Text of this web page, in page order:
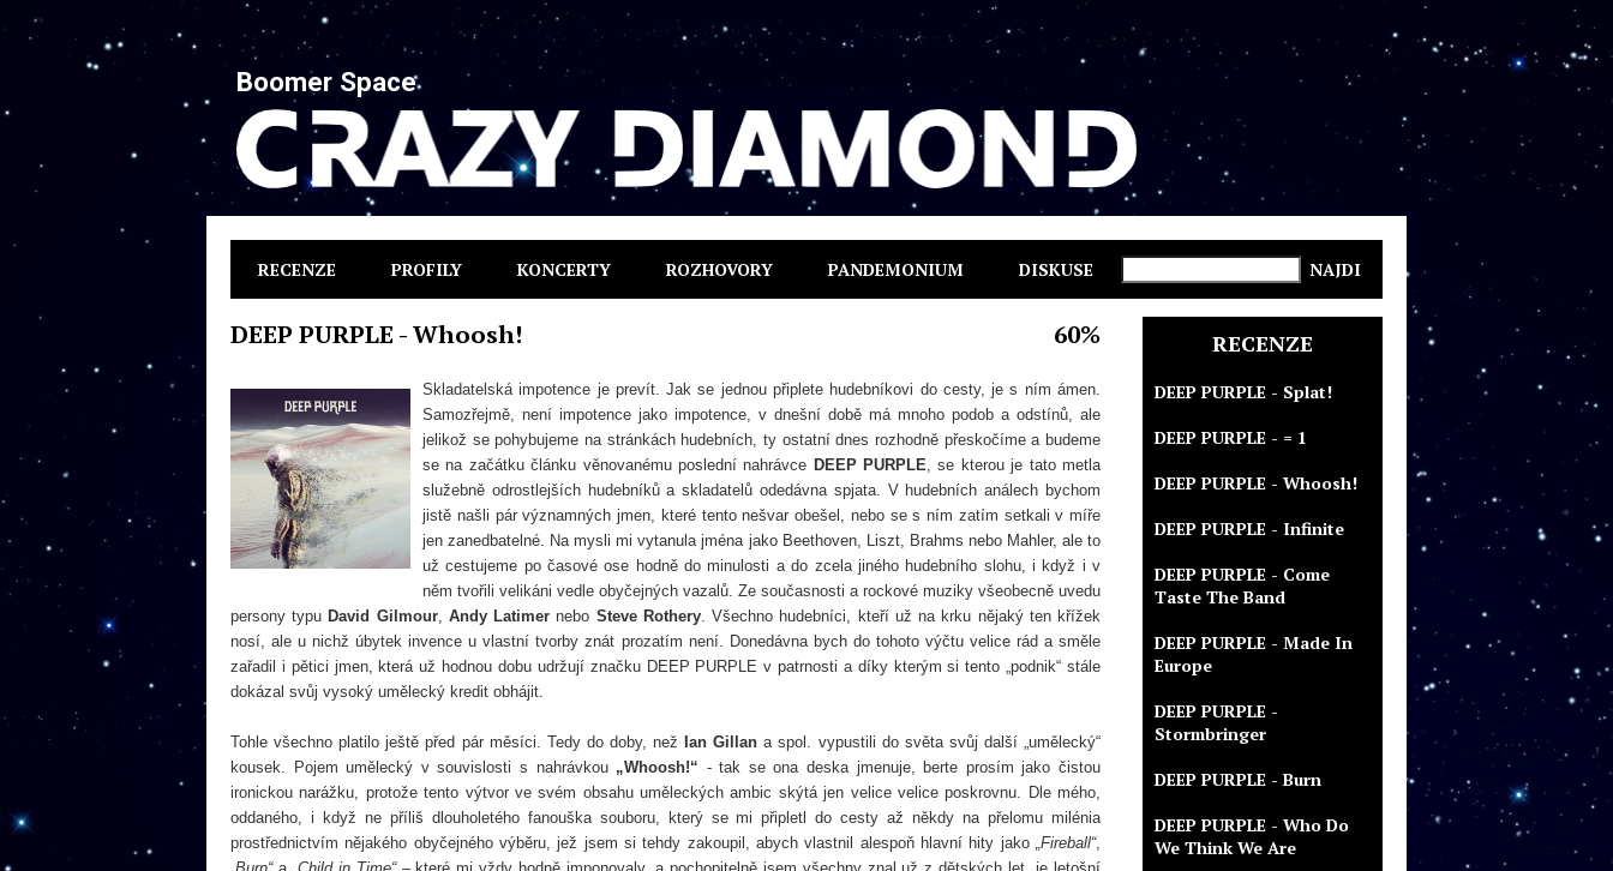
Boomer Space
RECENZE PROFILY KONCERTY ROZHOVORY PANDEMONIUM DISKUSE
DEEP PURPLE - Whoosh! 60%
Skladatelská impotence je prevít. Jak se jednou připlete hudebníkovi do cesty, je s ním ámen.
Samozřejmě, není impotence jako impotence, v dnešní době má mnoho podob a odstínů, ale
jelikož se pohybujeme na stránkách hudebních, ty ostatní dnes rozhodně přeskočíme a budeme
se na začátku článku věnovanému poslední nahrávce DEEP PURPLE, se kterou je tato metla
služebně odrostlejších hudebníků a skladatelů odedávna spjata. V hudebních análech bychom
jistě našli pár významných jmen, které tento nešvar obešel, nebo se s ním zatím setkali v míře
jen zanedbatelné. Na mysli mi vytanula jména jako Beethoven, Liszt, Brahms nebo Mahler, ale to
už cestujeme po časové ose hodně do minulosti a do zcela jiného hudebního slohu, i když i v
něm tvořili velikáni vedle obyčejných vazalů. Ze současnosti a rockové muziky všeobecně uvedu
persony typu David Gilmour, Andy Latimer nebo Steve Rothery. Všechno hudebníci, kteří už na krku nějaký ten křížek
nosí, ale u nichž úbytek invence u vlastní tvorby znát prozatím není. Donedávna bych do tohoto výčtu velice rád a směle
zařadil i pětici jmen, která už hodnou dobu udržují značku DEEP PURPLE v patrnosti a díky kterým si tento „podnik“ stále
dokázal svůj vysoký umělecký kredit obhájit.
Tohle všechno platilo ještě před pár měsíci. Tedy do doby, než Ian Gillan a spol. vypustili do světa svůj další „umělecký“
kousek. Pojem umělecký v souvislosti s nahrávkou „Whoosh!“ - tak se ona deska jmenuje, berte prosím jako čistou
ironickou narážku, protože tento výtvor ve svém obsahu uměleckých ambic skýtá jen velice velice poskrovnu. Dle mého,
oddaného, i když ne příliš dlouholetého fanouška souboru, který se mi připletl do cesty až někdy na přelomu milénia
prostřednictvím nějakého obyčejného výběru, jež jsem si tehdy zakoupil, abych vlastnil alespoň hlavní hity jako „Fireball“,
RECENZE
DEEP PURPLE - Splat!
DEEP PURPLE - = 1
DEEP PURPLE - Whoosh!
DEEP PURPLE - Infinite
DEEP PURPLE - Come
Taste The Band
DEEP PURPLE - Made In
Europe
DEEP PURPLE -
Stormbringer
DEEP PURPLE - Burn
DEEP PURPLE - Who Do
We Think We Are